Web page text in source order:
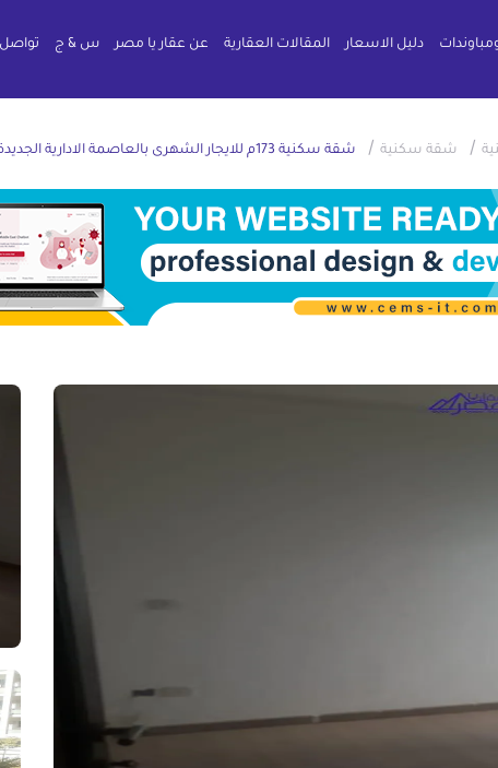
دليل الاسعار المقالات العقارية عن عقار يا مصر س & ج
/ شقة سكنية / شقة سكنية 173م للايجار الشهرى بالعاصمة الادارية الجديدة القاهرة